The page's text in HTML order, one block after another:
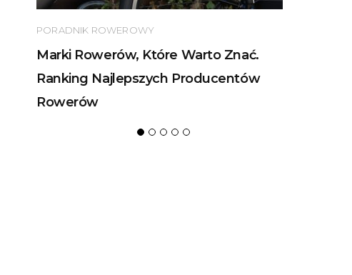
PORADNIK ROWEROWY
Marki Rowerów, Które Warto Znać.
Ranking Najlepszych Producentów
Rowerów